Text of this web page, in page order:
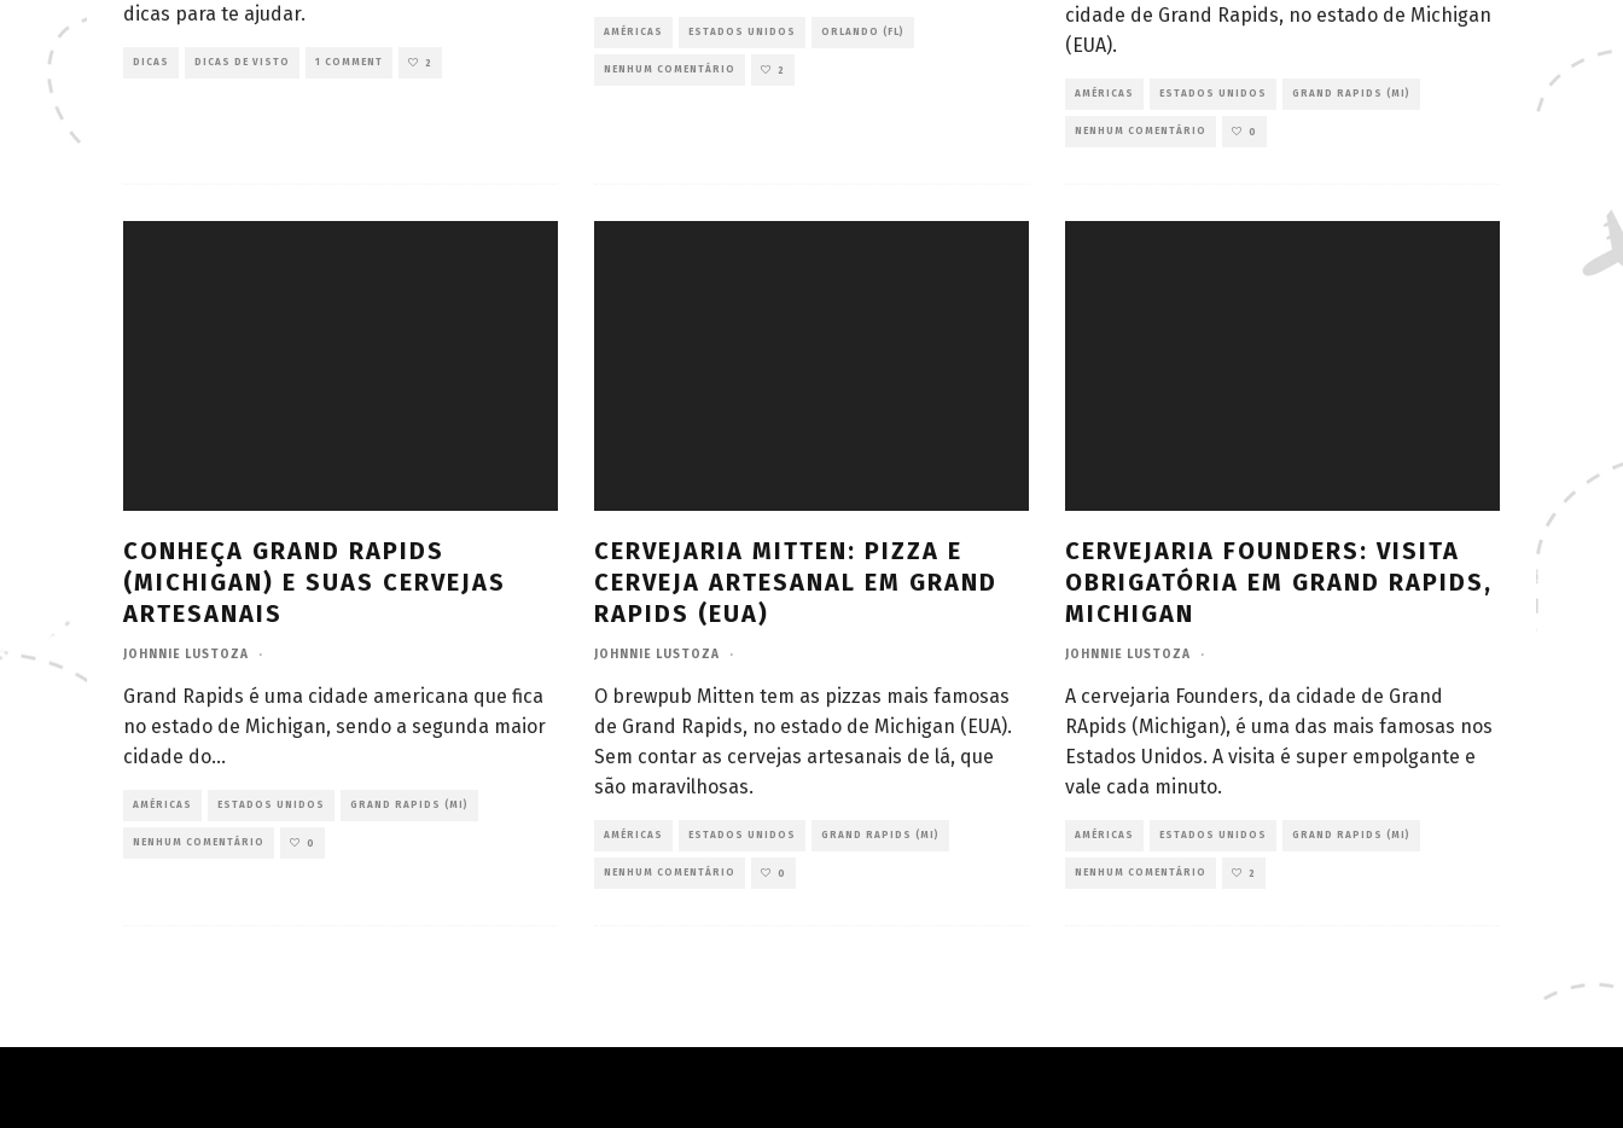
dicas para te ajudar.
DICAS DICAS DE VISTO 1 COMMENT 2
AMÉRICAS ESTADOS UNIDOS ORLANDO (FL)
NENHUM COMENTÁRIO 2
cidade de Grand Rapids, no estado de Michigan
(EUA).
AMÉRICAS ESTADOS UNIDOS GRAND RAPIDS (MI)
NENHUM COMENTÁRIO 0
CONHEÇA GRAND RAPIDS
(MICHIGAN) E SUAS CERVEJAS
ARTESANAIS
JOHNNIE LUSTOZA ·
Grand Rapids é uma cidade americana que fica
no estado de Michigan, sendo a segunda maior
cidade do...
AMÉRICAS ESTADOS UNIDOS GRAND RAPIDS (MI)
NENHUM COMENTÁRIO 0
CERVEJARIA MITTEN: PIZZA E
CERVEJA ARTESANAL EM GRAND
RAPIDS (EUA)
JOHNNIE LUSTOZA ·
O brewpub Mitten tem as pizzas mais famosas
de Grand Rapids, no estado de Michigan (EUA).
Sem contar as cervejas artesanais de lá, que
são maravilhosas.
AMÉRICAS ESTADOS UNIDOS GRAND RAPIDS (MI)
NENHUM COMENTÁRIO 0
CERVEJARIA FOUNDERS: VISITA
OBRIGATÓRIA EM GRAND RAPIDS,
MICHIGAN
JOHNNIE LUSTOZA ·
A cervejaria Founders, da cidade de Grand
RApids (Michigan), é uma das mais famosas nos
Estados Unidos. A visita é super empolgante e
vale cada minuto.
AMÉRICAS ESTADOS UNIDOS GRAND RAPIDS (MI)
NENHUM COMENTÁRIO 2